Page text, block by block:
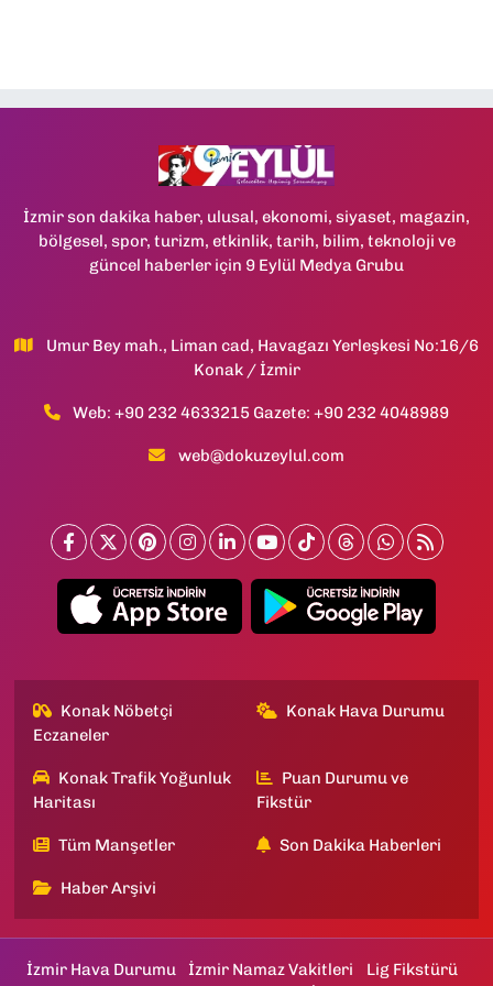
İzmir son dakika haber, ulusal, ekonomi, siyaset, magazin,
bölgesel, spor, turizm, etkinlik, tarih, bilim, teknoloji ve
güncel haberler için 9 Eylül Medya Grubu
Umur Bey mah., Liman cad, Havagazı Yerleşkesi No:16/6
Konak / İzmir
Web: +90 232 4633215 Gazete: +90 232 4048989
web@dokuzeylul.com
Konak Nöbetçi
Eczaneler
Konak Hava Durumu
Konak Trafik Yoğunluk
Haritası
Puan Durumu ve
Fikstür
Tüm Manşetler Son Dakika Haberleri
Haber Arşivi
İzmir Hava Durumu İzmir Namaz Vakitleri
Lig Fikstürü